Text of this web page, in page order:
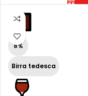
8%
Birra tedesca